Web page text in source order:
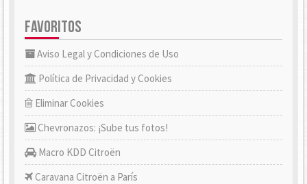
FAVORITOS
Aviso Legal y Condiciones de Uso
Política de Privacidad y Cookies
Eliminar Cookies
Chevronazos: ¡Sube tus fotos!
Macro KDD Citroën
Caravana Citroën a París